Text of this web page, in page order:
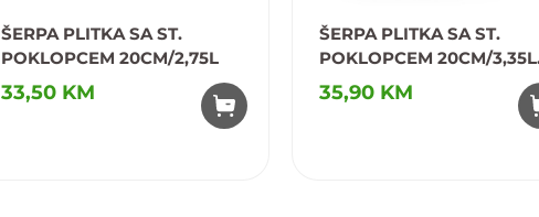
ŠERPA PLITKA SA ST.
POKLOPCEM 20CM/2,75L
33,50 KM
ŠERPA PLITKA SA ST.
POKLOPCEM 20CM/3,35L
PRINC 180046/178802
35,90 KM